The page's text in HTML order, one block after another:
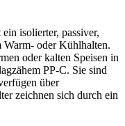
isolierter, passiver,
Warm- oder Kühlhalten.
oder kalten Speisen in
PP-C. Sie sind
über
zeichnen sich durch ein